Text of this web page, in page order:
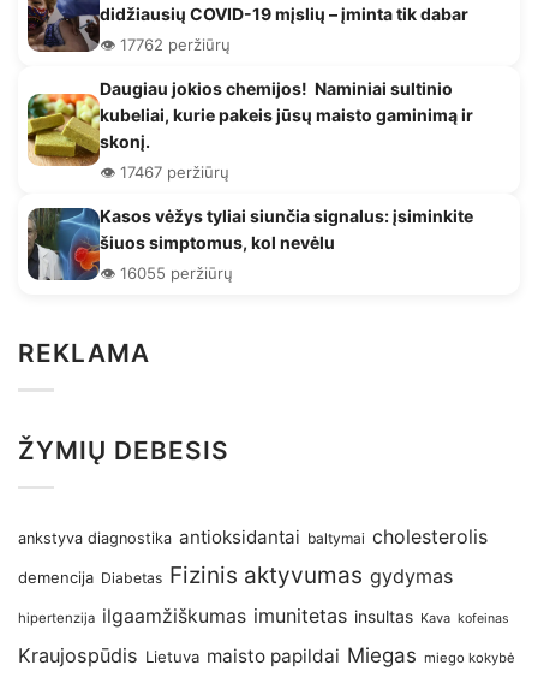
didžiausių COVID-19 mįslių – įminta tik dabar
👁️ 17762 peržiūrų
Daugiau jokios chemijos! Naminiai sultinio
kubeliai, kurie pakeis jūsų maisto gaminimą ir
skonį.
👁️ 17467 peržiūrų
Kasos vėžys tyliai siunčia signalus: įsiminkite
šiuos simptomus, kol nevėlu
👁️ 16055 peržiūrų
REKLAMA
ŽYMIŲ DEBESIS
ankstyva diagnostika antioksidantai baltymai cholesterolis
demencija Diabetas Fizinis aktyvumas gydymas
hipertenzija ilgaamžiškumas imunitetas insultas Kava kofeinas
Kraujospūdis Lietuva maisto papildai Miegas miego kokybė